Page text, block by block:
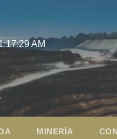
AM
MINERÍA